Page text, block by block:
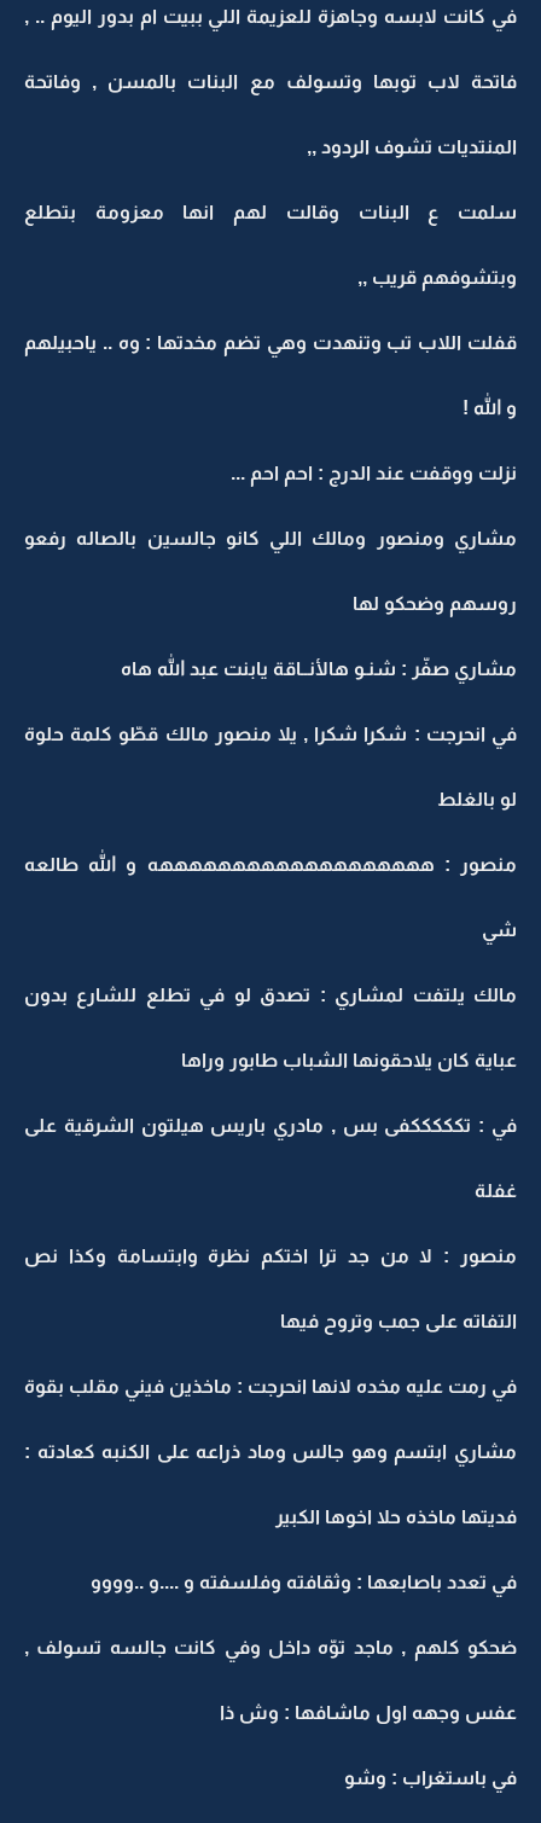
في كانت لابسه وجاهزة للعزيمة اللي ببيت ام بدور اليوم .. ,
فاتحة لاب توبها وتسولف مع البنات بالمسن , وفاتحة
المنتديات تشوف الردود ,,
سلمت ع البنات وقالت لهم انها معزومة بتطلع
وبتشوفهم قريب ,,
قفلت اللاب تب وتنهدت وهي تضم مخدتها : وه .. ياحبيلهم
و الله !
نزلت ووقفت عند الدرج : احم احم ...
مشاري ومنصور ومالك اللي كانو جالسين بالصاله رفعو
روسهم وضحكو لها
مشاري صفّر : شنـو هالأنــاقة يابنت عبد الله هاه
في انحرجت : شكرا شكرا , يلا منصور مالك قطّو كلمة حلوة
لو بالغلط
منصور : هههههههههههههههههههه و الله طالعه
شي
مالك يلتفت لمشاري : تصدق لو في تطلع للشارع بدون
عباية كان يلاحقونها الشباب طابور وراها
في : تكككككفى بس , مادري باريس هيلتون الشرقية على
غفلة
منصور : لا من جد ترا اختكم نظرة وابتسامة وكذا نص
التفاته على جمب وتروح فيها
في رمت عليه مخده لانها انحرجت : ماخذين فيني مقلب بقوة
مشاري ابتسم وهو جالس وماد ذراعه على الكنبه كعادته :
فديتها ماخذه حلا اخوها الكبير
في تعدد باصابعها : وثقافته وفلسفته و ....و ..وووو
ضحكو كلهم , ماجد توّه داخل وفي كانت جالسه تسولف ,
عفس وجهه اول ماشافها : وش ذا
في باستغراب : وشو